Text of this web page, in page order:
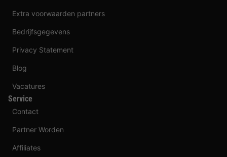
Extra voorwaarden partners
Bedrijfsgegevens
Privacy Statement
Blog
Vacatures
Service
Contact
Partner Worden
Affiliates